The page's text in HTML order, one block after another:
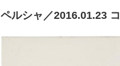
ペルシャ／2016.01.23